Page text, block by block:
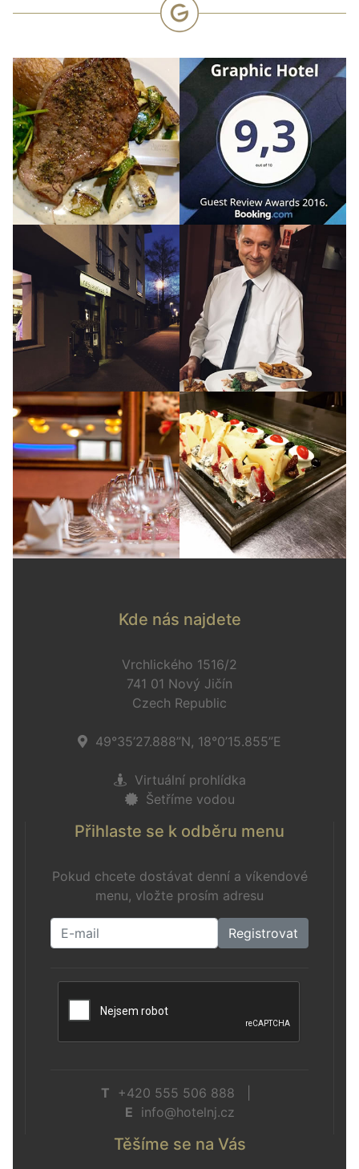
Kde nás najdete
Vrchlického 1516/2
741 01 Nový Jičín
Czech Republic
49°35’27.888”N, 18°0’15.855”E
Virtuální prohlídka
Šetříme vodou
Přihlaste se k odběru menu
Pokud chcete dostávat denní a víkendové
menu, vložte prosím adresu
Registrovat
T +420 555 506 888 |
E info@hotelnj.cz
Těšíme se na Vás